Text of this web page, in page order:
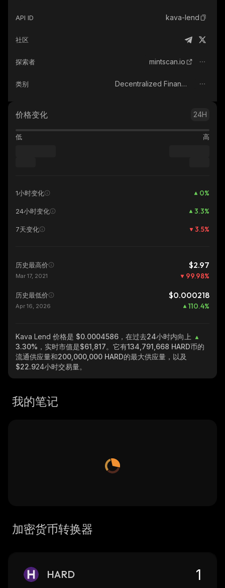
API ID kava-lend
社区
探索者 mintscan.io
类别 Decentralized Finance (DeFi)
价格变化 24H
低 高
1小时变化 0%
24小时变化 3.3%
7天变化 3.5%
历史最高价 $2.97
Mar 17, 2021 99.98%
历史最低价 $0.000218
Apr 16, 2026 110.4%
Kava Lend 价格是 $0.0004586，在过去24小时内向上
3.30% ，实时市值是$61,817。它有134,791,668 HARD币的
流通供应量和200,000,000 HARD的最大供应量，以及
$22.924小时交易量。
我的笔记
加密货币转换器
HARD